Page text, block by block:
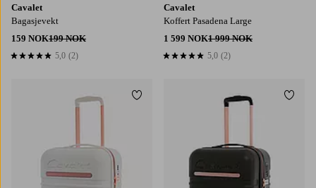
Cavalet
Bagasjevekt
159 NOK199 NOK
5,0 basert på 2 karaktergivninger
5,0 (2)
Cavalet
Koffert Pasadena Large
1 599 NOK1 999 NOK
5,0 basert på 2 karaktergivninger
5,0 (2)
Legg til favoritter